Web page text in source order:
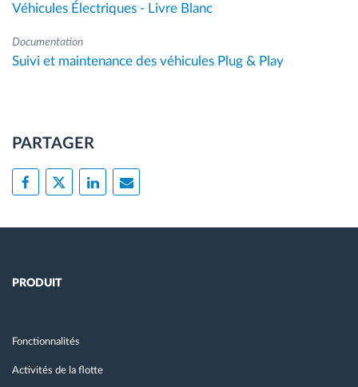
Véhicules Électriques - Livre Blanc
Documentation
Suivi et maintenance des véhicules Plug & Play
PARTAGER
PRODUIT
Fonctionnalités
Activités de la flotte